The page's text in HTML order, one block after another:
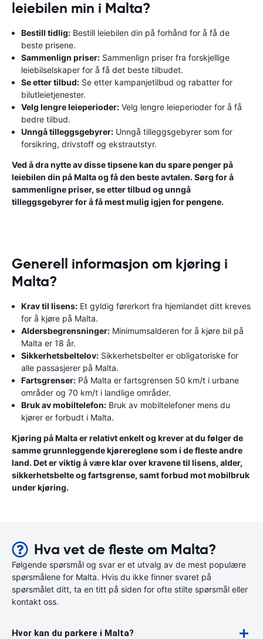
leiebilen min i Malta?
Bestill tidlig: Bestill leiebilen din på forhånd for å få de
beste prisene.
Sammenlign priser: Sammenlign priser fra forskjellige
leiebilselskaper for å få det beste tilbudet.
Se etter tilbud: Se etter kampanjetilbud og rabatter for
bilutleietjenester.
Velg lengre leieperioder: Velg lengre leieperioder for å få
bedre tilbud.
Unngå tilleggsgebyrer: Unngå tilleggsgebyrer som for
forsikring, drivstoff og ekstrautstyr.
Ved å dra nytte av disse tipsene kan du spare penger på
leiebilen din på Malta og få den beste avtalen. Sørg for å
sammenligne priser, se etter tilbud og unngå
tilleggsgebyrer for å få mest mulig igjen for pengene.
Generell informasjon om kjøring i
Malta?
Krav til lisens: Et gyldig førerkort fra hjemlandet ditt kreves
for å kjøre på Malta.
Aldersbegrensninger: Minimumsalderen for å kjøre bil på
Malta er 18 år.
Sikkerhetsbeltelov: Sikkerhetsbelter er obligatoriske for
alle passasjerer på Malta.
Fartsgrenser: På Malta er fartsgrensen 50 km/t i urbane
områder og 70 km/t i landlige områder.
Bruk av mobiltelefon: Bruk av mobiltelefoner mens du
kjører er forbudt i Malta.
Kjøring på Malta er relativt enkelt og krever at du følger de
samme grunnleggende kjørereglene som i de fleste andre
land. Det er viktig å være klar over kravene til lisens, alder,
sikkerhetsbelte og fartsgrense, samt forbud mot mobilbruk
under kjøring.
Hva vet de fleste om Malta?
Følgende spørsmål og svar er et utvalg av de mest populære
spørsmålene for Malta. Hvis du ikke finner svaret på
spørsmålet ditt, ta en titt på siden for ofte stilte spørsmål eller
kontakt oss.
Hvor kan du parkere i Malta?